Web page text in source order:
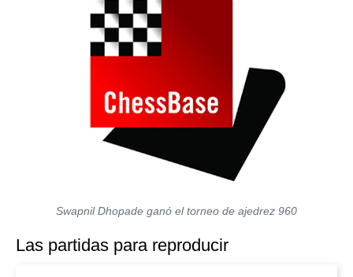
Swapnil Dhopade ganó el torneo de ajedrez 960
Las partidas para reproducir